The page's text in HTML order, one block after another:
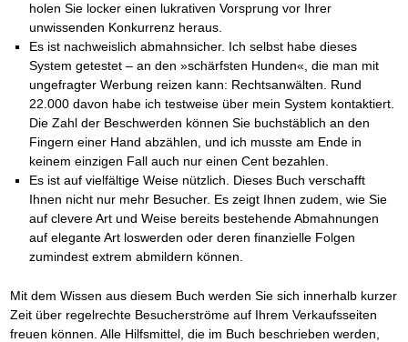
holen Sie locker einen lukrativen Vorsprung vor Ihrer
unwissenden Konkurrenz heraus.
Es ist nachweislich abmahnsicher. Ich selbst habe dieses
System getestet – an den »schärfsten Hunden«, die man mit
ungefragter Werbung reizen kann: Rechtsanwälten. Rund
22.000 davon habe ich testweise über mein System kontaktiert.
Die Zahl der Beschwerden können Sie buchstäblich an den
Fingern einer Hand abzählen, und ich musste am Ende in
keinem einzigen Fall auch nur einen Cent bezahlen.
Es ist auf vielfältige Weise nützlich. Dieses Buch verschafft
Ihnen nicht nur mehr Besucher. Es zeigt Ihnen zudem, wie Sie
auf clevere Art und Weise bereits bestehende Abmahnungen
auf elegante Art loswerden oder deren finanzielle Folgen
zumindest extrem abmildern können.
Mit dem Wissen aus diesem Buch werden Sie sich innerhalb kurzer
Zeit über regelrechte Besucherströme auf Ihrem Verkaufsseiten
freuen können. Alle Hilfsmittel, die im Buch beschrieben werden,